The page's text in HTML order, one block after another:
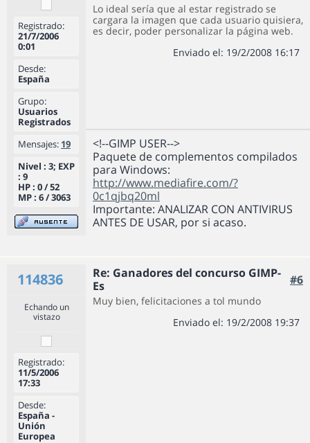
Registrado:
21/7/2006
0:01
Desde:
España
Grupo:
Usuarios
Registrados
Mensajes: 19
Nivel : 3; EXP
: 9
HP : 0 / 52
MP : 6 / 3063
Lo ideal sería que al estar registrado se
cargara la imagen que cada usuario quisiera,
es decir, poder personalizar la página web.
Enviado el: 19/2/2008 16:17
<!--GIMP USER-->
Paquete de complementos compilados
para Windows:
http://www.mediafire.com/?
0c1qjbq20ml
Importante: ANALIZAR CON ANTIVIRUS
ANTES DE USAR, por si acaso.
114836
Re: Ganadores del concurso GIMP-
Es
#6
Echando un
vistazo
Registrado:
11/5/2006
17:33
Desde:
España -
Unión
Europea
Muy bien, felicitaciones a tol mundo
Enviado el: 19/2/2008 19:37